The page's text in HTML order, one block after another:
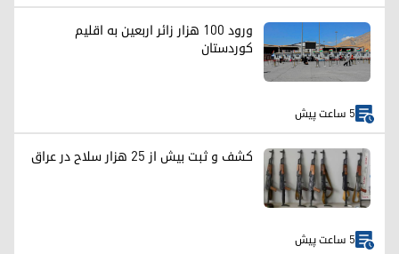
ورود ۱۰۰ هزار زائر اربعین به اقلیم
کوردستان
5 ساعت پیش
کشف و ثبت بیش از ۲۵ هزار سلاح در عراق
5 ساعت پیش